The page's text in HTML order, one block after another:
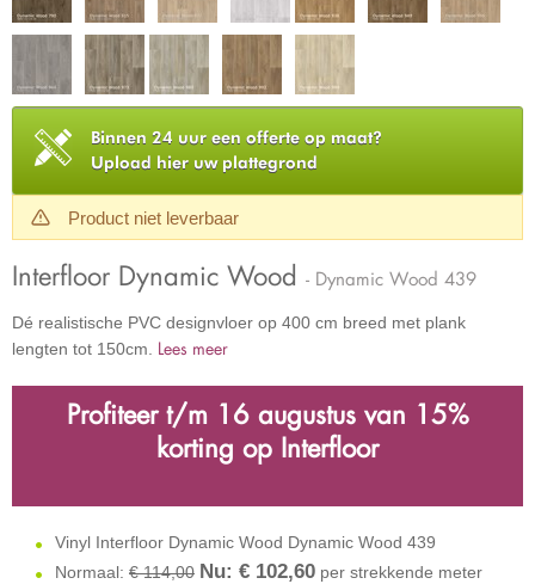
Binnen 24 uur een offerte op maat?
Upload hier uw plattegrond
Product niet leverbaar
Interfloor Dynamic Wood - Dynamic Wood 439
Dé realistische PVC designvloer op 400 cm breed met plank
lengten tot 150cm. Lees meer
Profiteer t/m 16 augustus van 15%
korting op Interfloor
Vinyl Interfloor Dynamic Wood Dynamic Wood 439
Normaal: € 114,00 Nu: € 102,60 per strekkende meter